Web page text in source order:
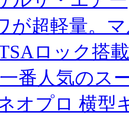
が超軽量。
ロック搭
番人気のス
オプロ 横型